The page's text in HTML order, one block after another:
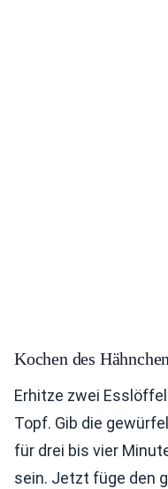
Kochen des
Erhitze zwei
Topf. Gib die
für drei bis vier
sein. Jetzt füge den